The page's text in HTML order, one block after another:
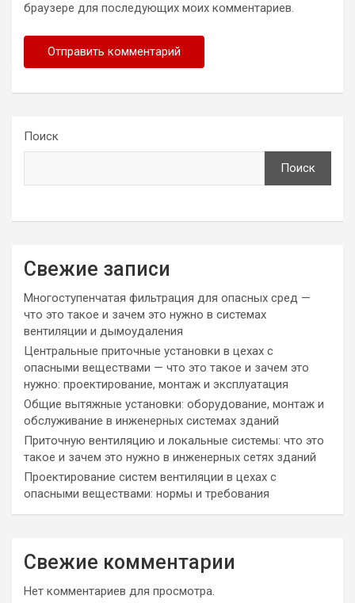
браузере для последующих моих комментариев.
Поиск
Поиск
Свежие записи
Многоступенчатая фильтрация для опасных сред —
что это такое и зачем это нужно в системах
вентиляции и дымоудаления
Центральные приточные установки в цехах с
опасными веществами — что это такое и зачем это
нужно: проектирование, монтаж и эксплуатация
Общие вытяжные установки: оборудование, монтаж и
обслуживание в инженерных системах зданий
Приточную вентиляцию и локальные системы: что это
такое и зачем это нужно в инженерных сетях зданий
Проектирование систем вентиляции в цехах с
опасными веществами: нормы и требования
Свежие комментарии
Нет комментариев для просмотра.